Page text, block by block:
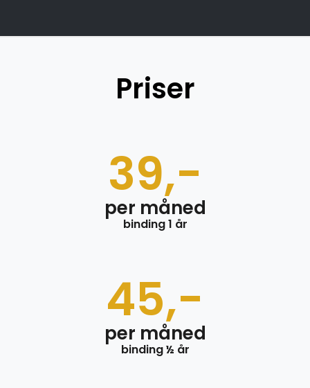
Priser
39,-
per måned
binding 1 år
45,-
per måned
binding ½ år